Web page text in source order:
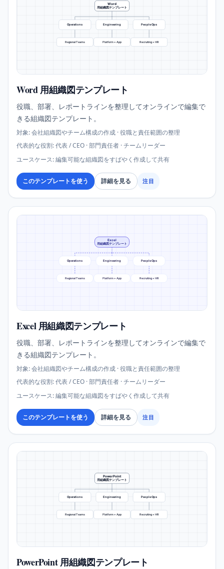
Word
用組織図テンプレート
Operations Engineering People Ops
Regional Teams Platform + App Recruiting + HR
Word 用組織図テンプレート
役職、部署、レポートラインを整理してオンラインで編集で
きる組織図テンプレート。
対象:会社組織図やチーム構成の作成 · 役職と責任範囲の整理
代表的な役割:代表 / CEO · 部門責任者 · チームリーダー
ユースケース:編集可能な組織図をすばやく作成して共有
このテンプレートを使う 詳細を見る 注目
Excel
用組織図テンプレート
Operations Engineering People Ops
Regional Teams Platform + App Recruiting + HR
Excel 用組織図テンプレート
役職、部署、レポートラインを整理してオンラインで編集で
きる組織図テンプレート。
対象:会社組織図やチーム構成の作成 · 役職と責任範囲の整理
代表的な役割:代表 / CEO · 部門責任者 · チームリーダー
ユースケース:編集可能な組織図をすばやく作成して共有
このテンプレートを使う 詳細を見る 注目
PowerPoint
用組織図テンプレート
Operations Engineering People Ops
Regional Teams Platform + App Recruiting + HR
PowerPoint 用組織図テンプレート